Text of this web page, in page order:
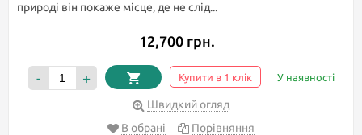
природі він покаже місце, де не слід...
12,700 грн.
- + Купити в 1 клік У наявності
Швидкий огляд
В обрані
Порівняння